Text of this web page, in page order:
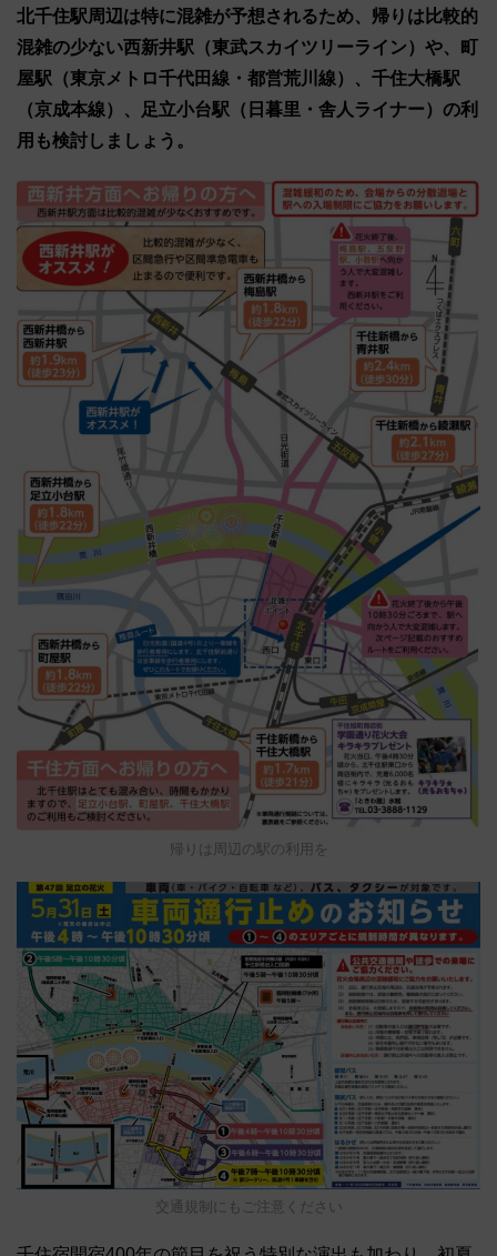
北千住駅周辺は特に混雑が予想されるため、帰りは比較的
混雑の少ない西新井駅（東武スカイツリーライン）や、町
屋駅（東京メトロ千代田線・都営荒川線）、千住大橋駅
（京成本線）、足立小台駅（日暮里・舎人ライナー）の利
用も検討しましょう。
帰りは周辺の駅の利用を
交通規制にもご注意ください